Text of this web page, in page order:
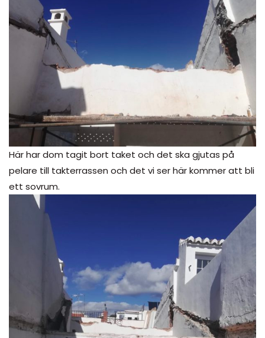
Här har dom tagit bort taket och det ska gjutas på
pelare till takterrassen och det vi ser här kommer att bli
ett sovrum.